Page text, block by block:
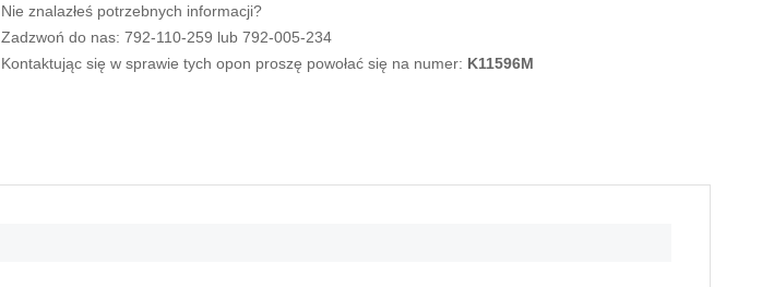
Nie znalazłeś potrzebnych informacji?
Zadzwoń do nas: 792-110-259 lub 792-005-234
Kontaktując się w sprawie tych opon proszę powołać się na numer: K11596M